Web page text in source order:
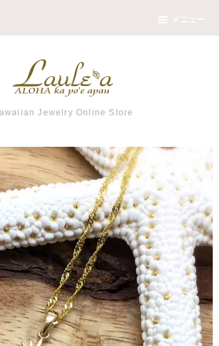
メニュー
Jewelry Online Store